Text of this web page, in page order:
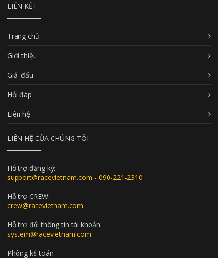
LIÊN KẾT
Trang chủ
Giới thiệu
Giải đấu
Hỏi đáp
Liên hệ
LIÊN HỆ CỦA CHÚNG TÔI
Hỗ trợ đăng ký:
support@racevietnam.com - 090-221-2310
Hỗ trợ CREW:
crew@racevietnam.com
Hỗ trợ đổi thông tin tài khoản:
system@racevietnam.com
Phòng kế toán: